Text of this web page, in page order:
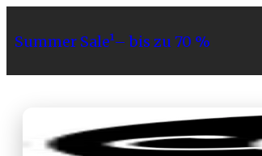
Summer Sale¹– bis zu 70 %
Sortiment